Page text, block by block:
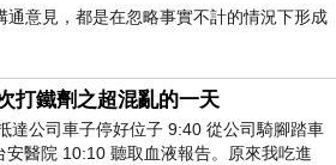
通意見，都是在忽略事實不計的情況下形成
打鐵劑之超混亂的一天
達公司車子停好位子 9:40 從公司騎腳踏車
安醫院 10:10 聽取血液報告。原來我吃進